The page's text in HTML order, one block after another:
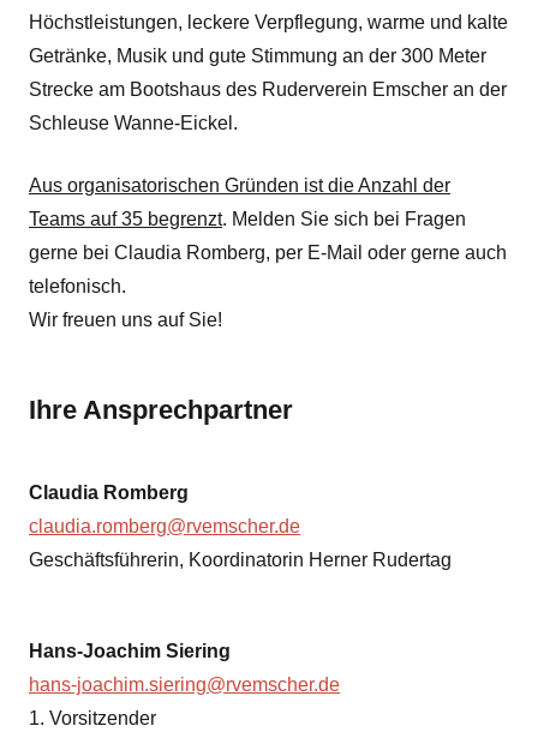
Höchstleistungen, leckere Verpflegung, warme und kalte
Getränke, Musik und gute Stimmung an der 300 Meter
Strecke am Bootshaus des Ruderverein Emscher an der
Schleuse Wanne-Eickel.
Aus organisatorischen Gründen ist die Anzahl der
Teams auf 35 begrenzt. Melden Sie sich bei Fragen
gerne bei Claudia Romberg, per E-Mail oder gerne auch
telefonisch.
Wir freuen uns auf Sie!
Ihre Ansprechpartner
Claudia Romberg
claudia.romberg@rvemscher.de
Geschäftsführerin, Koordinatorin Herner Rudertag
Hans-Joachim Siering
hans-joachim.siering@rvemscher.de
1. Vorsitzender